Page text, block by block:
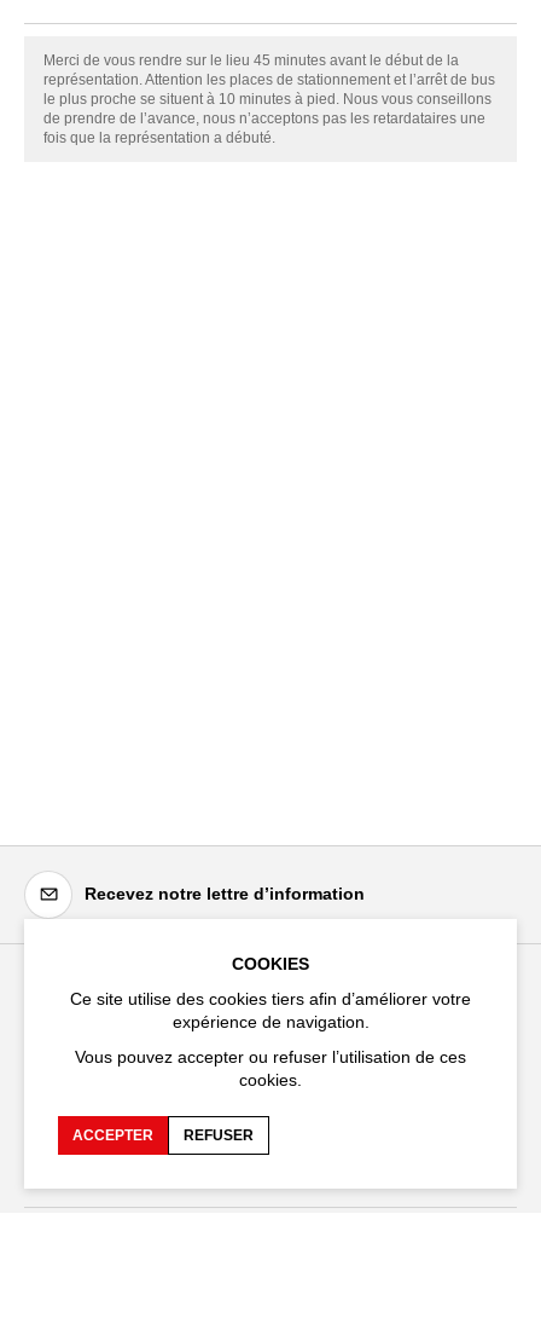
Merci de vous rendre sur le lieu 45 minutes avant le début de la
représentation. Attention les places de stationnement et l’arrêt de bus
le plus proche se situent à 10 minutes à pied. Nous vous conseillons
de prendre de l’avance, nous n’acceptons pas les retardataires une
fois que la représentation a débuté.
Recevez notre lettre d’information
Festival d'Avignon
20 rue du Portail Boquier,
+33 (0)4 90 27 66 50
COOKIES
Ce site utilise des cookies tiers afin d’améliorer votre
expérience de navigation.
Vous pouvez accepter ou refuser l’utilisation de ces
cookies.
ACCEPTER REFUSER